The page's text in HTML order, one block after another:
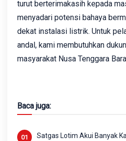
turut berterimakasih kepada
menyadari potensi bahaya
dekat instalasi listrik. Untuk
andal, kami membutuhkan
masyarakat Nusa Tenggara
Baca juga:
Satgas Lotim Akui Banyak